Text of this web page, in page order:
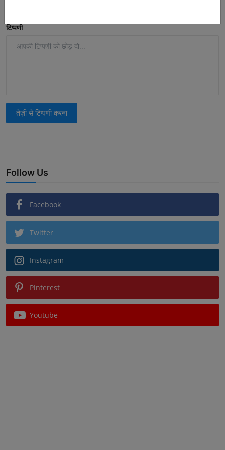
टिप्पणी
तेज़ी से टिप्पणी करना
Follow Us
Facebook
Twitter
Instagram
Pinterest
Youtube